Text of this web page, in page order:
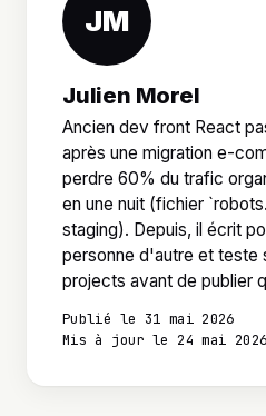
JM
Julien Morel
Ancien dev front React
après une migration e-
perdre 60% du trafic
en une nuit (fichier
staging). Depuis, il écrit
personne d'autre et teste
projects avant de publier
Publié le 31 mai 2026
Mis à jour le 24 mai 2026